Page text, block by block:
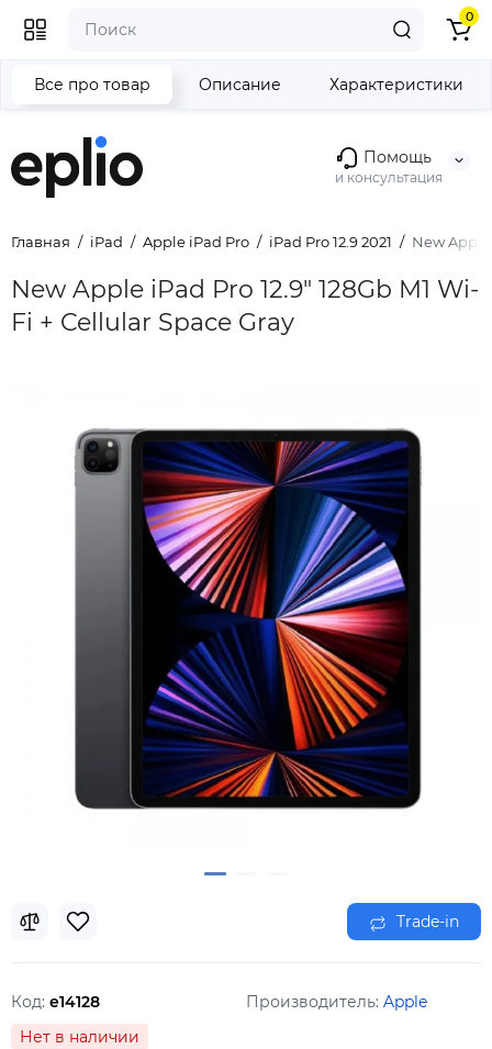
Помощь
и консультация
0
Главная iPad Apple iPad Pro iPad Pro 12.9 2021 New Apple
New Apple iPad Pro 12.9" 128Gb M1 Wi-
Fi + Cellular Space Gray
Все про товар Описание Характеристики
Trade-in
Код: e14128 Производитель: Apple
Нет в наличии